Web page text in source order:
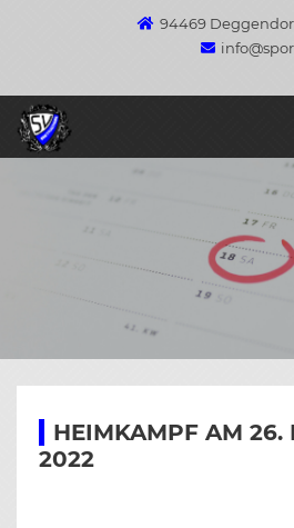
94469
HEIMKAMPF AM 26.
2022